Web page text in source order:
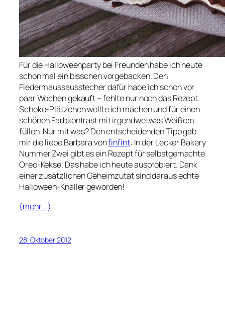
Für die Halloweenparty bei Freunden habe ich heute
schon mal ein bisschen vorgebacken. Den
Fledermaussausstecher dafür habe ich schon vor
paar Wochen gekauft – fehlte nur noch das Rezept.
Schoko-Plätzchen wollte ich machen und für einen
schönen Farbkontrast mit irgendwetwas Weißem
füllen. Nur mit was? Den entscheidenden Tipp gab
mir die liebe Barbara vonfinfint: In der Lecker Bakery
Nummer Zwei gibt es ein Rezept für selbstgemachte
Oreo-Kekse. Das habe ich heute ausprobiert. Dank
einer zusätzlichen Geheimzutat sind daraus echte
Halloween-Knaller geworden!
(mehr …)
28. Oktober 2012